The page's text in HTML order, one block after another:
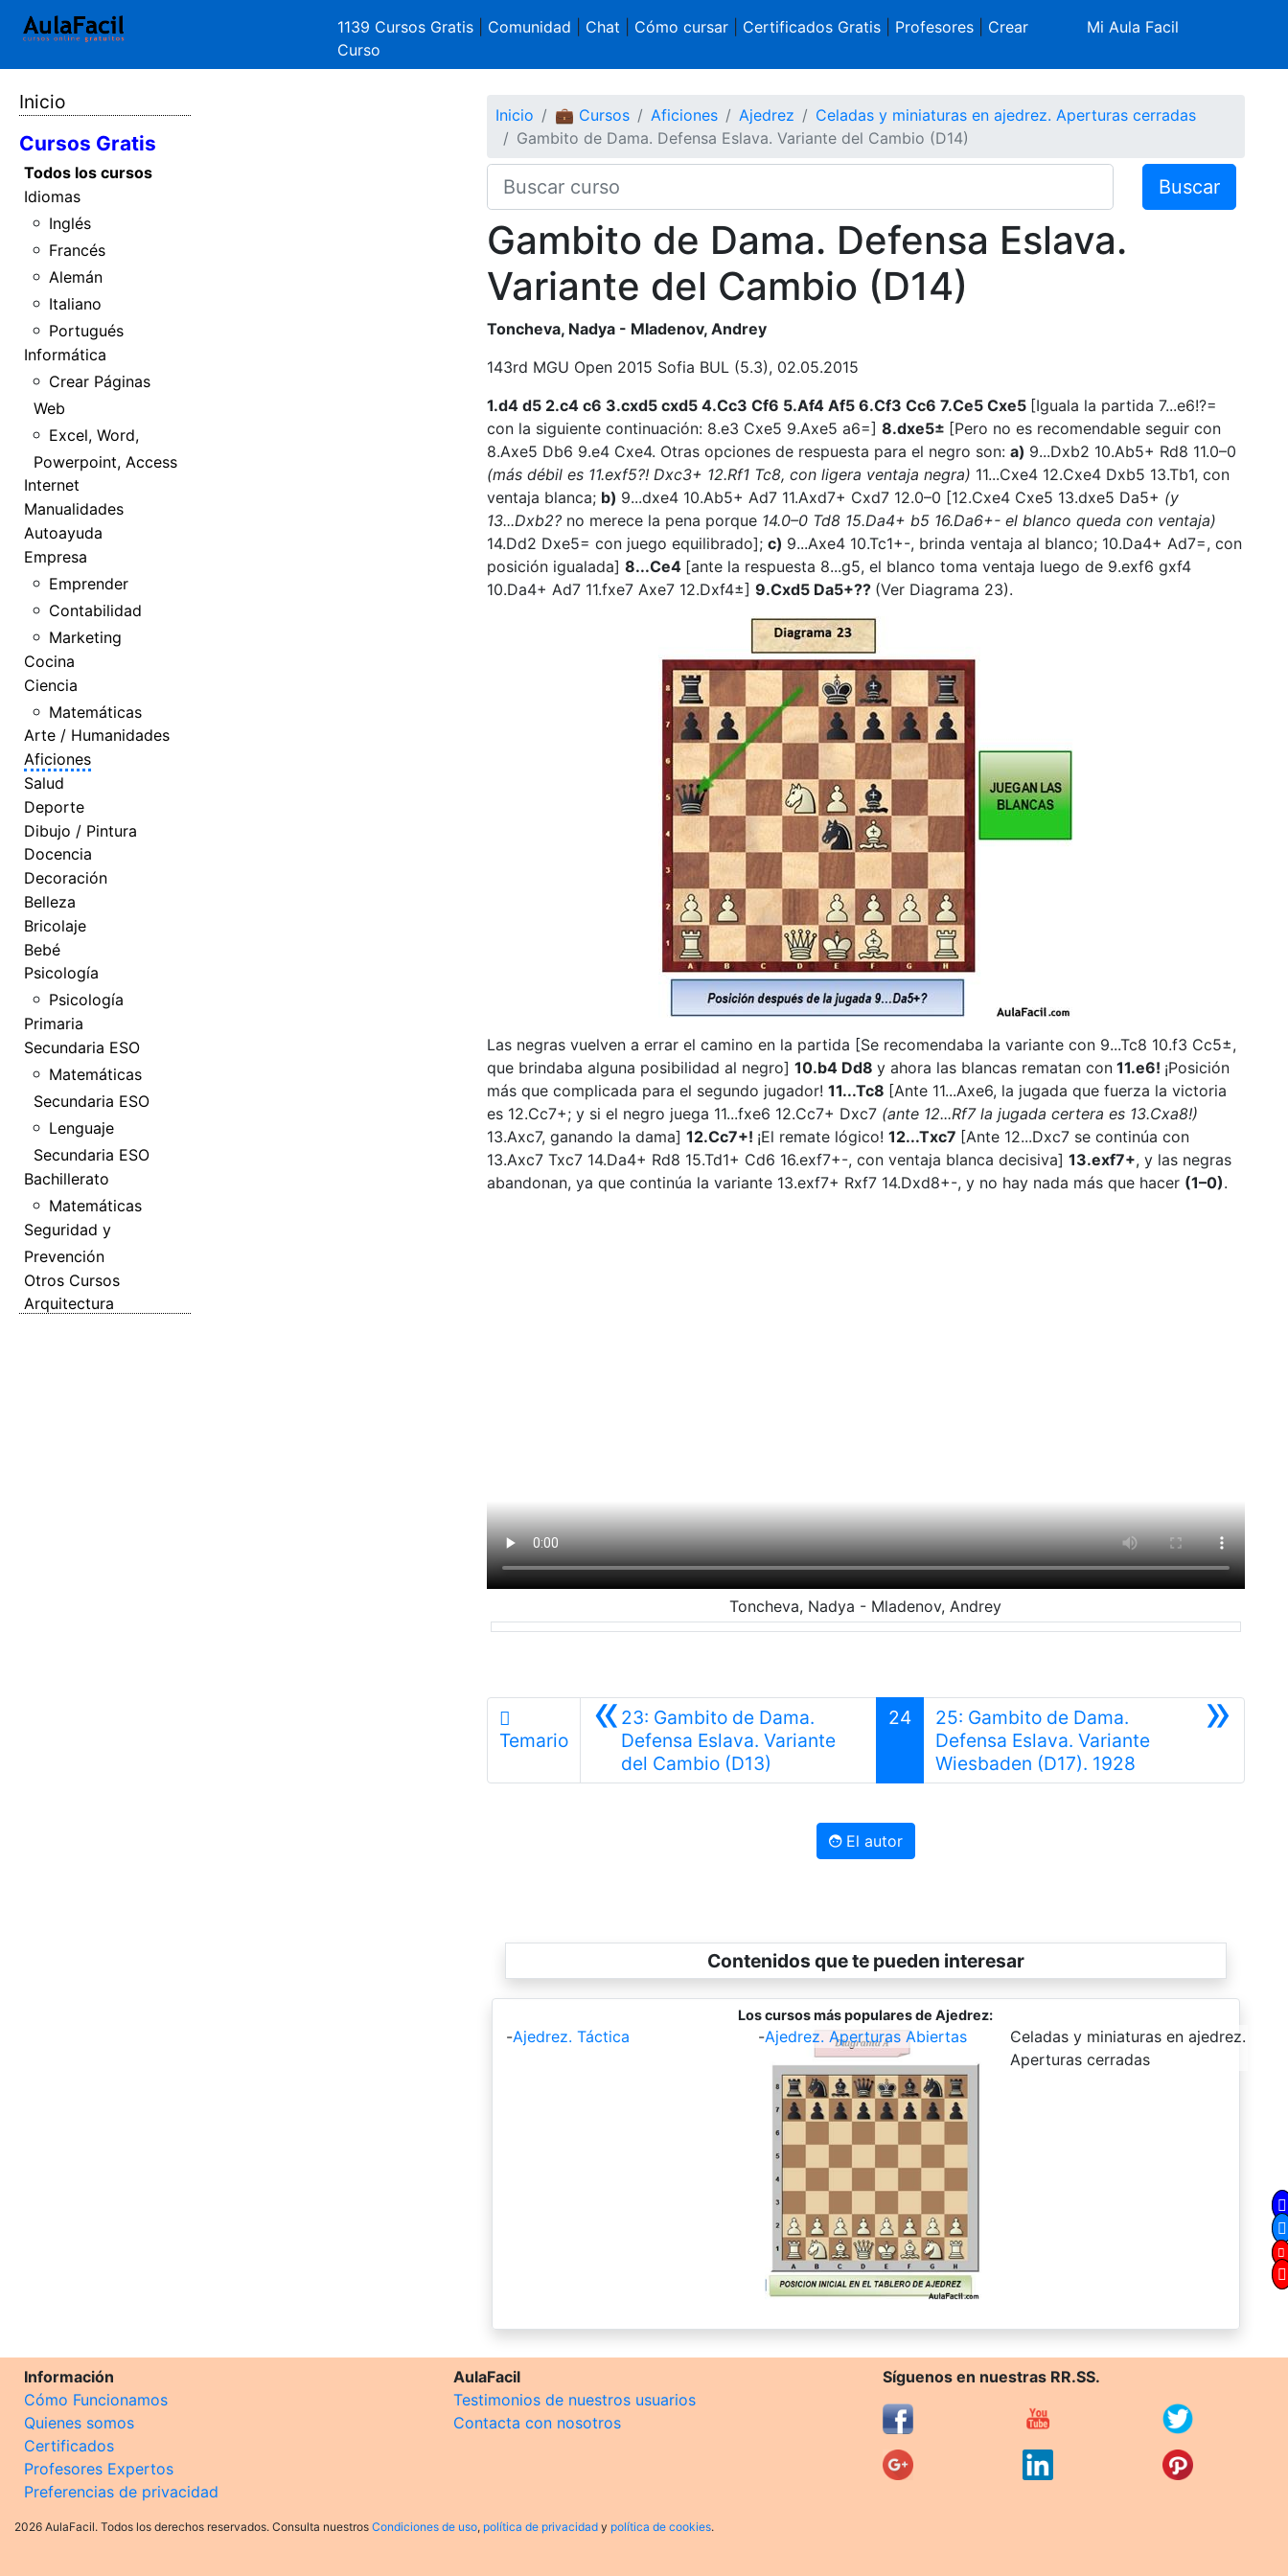
1139 Cursos Gratis Comunidad Chat Cómo cursar| Certificados Gratis| Profesores| Crear
Curso
Mi Aula Facil
Inicio
Cursos Gratis
Todos los cursos
Idiomas
Inglés
Francés
Alemán
Italiano
Portugués
Informática
Crear Páginas
Web
Excel, Word,
Powerpoint, Access
Internet
Manualidades
Autoayuda
Empresa
Emprender
Contabilidad
Marketing
Cocina
Ciencia
Matemáticas
Arte / Humanidades
Aficiones
Salud
Deporte
Dibujo / Pintura
Docencia
Decoración
Belleza
Bricolaje
Bebé
Psicología
Psicología
Primaria
Secundaria ESO
Matemáticas
Secundaria ESO
Lenguaje
Secundaria ESO
Bachillerato
Matemáticas
Seguridad y
Prevención
Otros Cursos
Arquitectura
Inicio 💼 Cursos Aficiones Ajedrez
Celadas y miniaturas en ajedrez. Aperturas cerradas
Gambito de Dama. Defensa Eslava. Variante del Cambio (D14)
Buscar
Gambito de Dama. Defensa Eslava.
Variante del Cambio (D14)
Toncheva, Nadya - Mladenov, Andrey
143rd MGU Open 2015 Sofia BUL (5.3), 02.05.2015
1.d4 d5 2.c4 c6 3.cxd5 cxd5 4.Cc3 Cf6 5.Af4 Af5 6.Cf3 Cc6 7.Ce5 Cxe5 [Iguala la partida 7...e6!?=
con la siguiente continuación: 8.e3 Cxe5 9.Axe5 a6=] 8.dxe5± [Pero no es recomendable seguir con
8.Axe5 Db6 9.e4 Cxe4. Otras opciones de respuesta para el negro son: a) 9...Dxb2 10.Ab5+ Rd8 11.0–0
(más débil es 11.exf5?! Dxc3+ 12.Rf1 Tc8, con ligera ventaja negra) 11...Cxe4 12.Cxe4 Dxb5 13.Tb1, con
ventaja blanca; b) 9...dxe4 10.Ab5+ Ad7 11.Axd7+ Cxd7 12.0–0 [12.Cxe4 Cxe5 13.dxe5 Da5+ (y
13...Dxb2? no merece la pena porque 14.0–0 Td8 15.Da4+ b5 16.Da6+- el blanco queda con ventaja)
14.Dd2 Dxe5= con juego equilibrado]; c) 9...Axe4 10.Tc1+-, brinda ventaja al blanco; 10.Da4+ Ad7=, con
posición igualada] 8...Ce4 [ante la respuesta 8...g5, el blanco toma ventaja luego de 9.exf6 gxf4
10.Da4+ Ad7 11.fxe7 Axe7 12.Dxf4±] 9.Cxd5 Da5+?? (Ver Diagrama 23).
Las negras vuelven a errar el camino en la partida [Se recomendaba la variante con 9...Tc8 10.f3 Cc5±,
que brindaba alguna posibilidad al negro] 10.b4 Dd8 y ahora las blancas rematan con11.e6! ¡Posición
más que complicada para el segundo jugador! 11...Tc8 [Ante 11...Axe6, la jugada que fuerza la victoria
es 12.Cc7+; y si el negro juega 11...fxe6 12.Cc7+ Dxc7 (ante 12...Rf7 la jugada certera es 13.Cxa8!)
13.Axc7, ganando la dama] 12.Cc7+! ¡El remate lógico! 12...Txc7 [Ante 12...Dxc7 se continúa con
13.Axc7 Txc7 14.Da4+ Rd8 15.Td1+ Cd6 16.exf7+-, con ventaja blanca decisiva] 13.exf7+, y las negras
abandonan, ya que continúa la variante 13.exf7+ Rxf7 14.Dxd8+-, y no hay nada más que hacer (1–0).
Toncheva, Nadya - Mladenov, Andrey
Temario «23: Gambito de Dama.
Defensa Eslava. Variante
del Cambio (D13)
24 »
25: Gambito de Dama.
Defensa Eslava. Variante
Wiesbaden (D17). 1928
El autor
Contenidos que te pueden interesar
Los cursos más populares de Ajedrez:
-Ajedrez. Táctica -Ajedrez. Aperturas Abiertas -
Celadas y miniaturas en ajedrez.
Aperturas cerradas
Información
Cómo Funcionamos
Quienes somos
Certificados
Profesores Expertos
Preferencias de privacidad
AulaFacil
Testimonios de nuestros usuarios
Contacta con nosotros
Síguenos en nuestras RR.SS.
2026 AulaFacil. Todos los derechos reservados. Consulta nuestros Condiciones de uso, política de privacidad y política de cookies.